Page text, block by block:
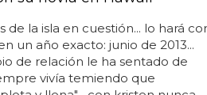
andy murray por una buena
grabó un mini sketch a su
un casting para interpretar
dirigido por richard
y nos reímos mucho con su